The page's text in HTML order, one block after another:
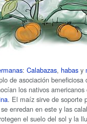
: Calabazas, habas y
de asociación beneficiosa
los nativos americanos
. El maíz sirve de soporte
enredan en este y las
el suelo del sol y la